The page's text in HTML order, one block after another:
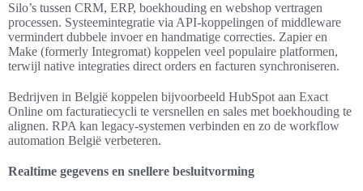
Silo’s tussen CRM, ERP, boekhouding en webshop vertragen
processen. Systeemintegratie via API-koppelingen of middleware
vermindert dubbele invoer en handmatige correcties. Zapier en
Make (formerly Integromat) koppelen veel populaire platformen,
terwijl native integraties direct orders en facturen synchroniseren.
Bedrijven in België koppelen bijvoorbeeld HubSpot aan Exact
Online om facturatiecycli te versnellen en sales met boekhouding te
alignen. RPA kan legacy-systemen verbinden en zo de workflow
automation België verbeteren.
Realtime gegevens en snellere besluitvorming